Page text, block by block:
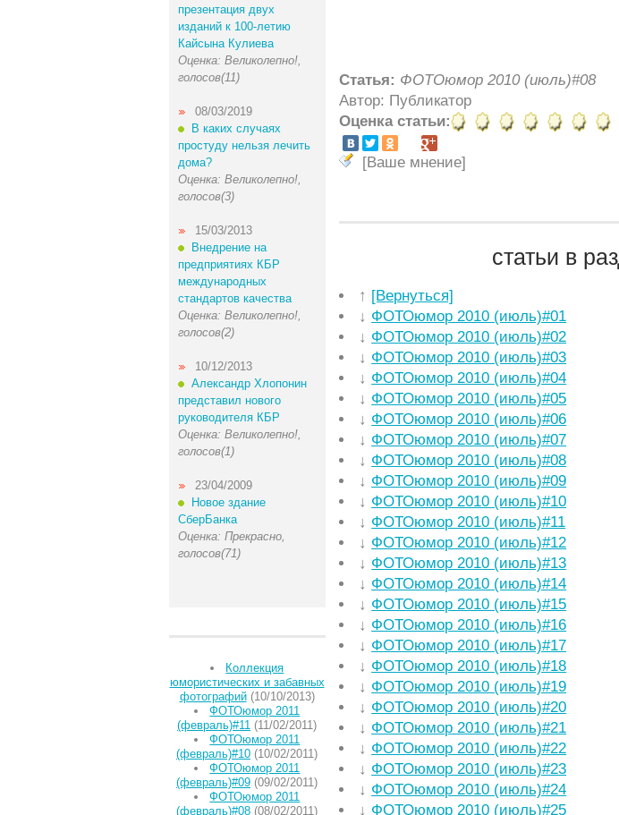
презентация двух
изданий к 100-летию
Кайсына Кулиева
Оценка: Великолепно!,
голосов(11)
08/03/2019
В каких случаях
простуду нельзя лечить
дома?
Оценка: Великолепно!,
голосов(3)
15/03/2013
Внедрение на
предприятиях КБР
международных
стандартов качества
Оценка: Великолепно!,
голосов(2)
10/12/2013
Александр Хлопонин
представил нового
руководителя КБР
Оценка: Великолепно!,
голосов(1)
23/04/2009
Новое здание
СберБанка
Оценка: Прекрасно,
голосов(71)
Коллекция
юмористических и забавных
фотографий(10/10/2013)
ФОТОюмор 2011
(февраль)#11 (11/02/2011)
ФОТОюмор 2011
(февраль)#10 (10/02/2011)
ФОТОюмор 2011
(февраль)#09 (09/02/2011)
ФОТОюмор 2011
(февраль)#08 (08/02/2011)
Статья: ФОТОюмор 2010 (июль)#08
Автор: Публикатор
Оценка статьи:
[Ваше мнение]
статьи в
↑ [Вернуться]
↓ ФОТОюмор 2010 (июль)#01
↓ ФОТОюмор 2010 (июль)#02
↓ ФОТОюмор 2010 (июль)#03
↓ ФОТОюмор 2010 (июль)#04
↓ ФОТОюмор 2010 (июль)#05
↓ ФОТОюмор 2010 (июль)#06
↓ ФОТОюмор 2010 (июль)#07
↓ ФОТОюмор 2010 (июль)#08
↓ ФОТОюмор 2010 (июль)#09
↓ ФОТОюмор 2010 (июль)#10
↓ ФОТОюмор 2010 (июль)#11
↓ ФОТОюмор 2010 (июль)#12
↓ ФОТОюмор 2010 (июль)#13
↓ ФОТОюмор 2010 (июль)#14
↓ ФОТОюмор 2010 (июль)#15
↓ ФОТОюмор 2010 (июль)#16
↓ ФОТОюмор 2010 (июль)#17
↓ ФОТОюмор 2010 (июль)#18
↓ ФОТОюмор 2010 (июль)#19
↓ ФОТОюмор 2010 (июль)#20
↓ ФОТОюмор 2010 (июль)#21
↓ ФОТОюмор 2010 (июль)#22
↓ ФОТОюмор 2010 (июль)#23
↓ ФОТОюмор 2010 (июль)#24
↓ ФОТОюмор 2010 (июль)#25